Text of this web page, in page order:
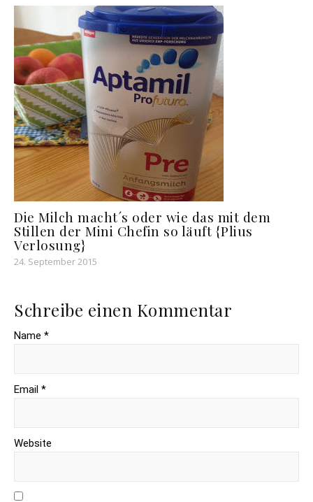
Die Milch macht´s oder wie das mit dem
Stillen der Mini Chefin so läuft {Plius
Verlosung}
24. September 2015
Schreibe einen Kommentar
Name *
Email *
Website